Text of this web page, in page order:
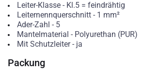
Leiter-Klasse- Kl.5 = feindrähtig
Leiternennquerschnitt- 1 mm²
Ader-Zahl - 5
Mantelmaterial - Polyurethan (PUR)
Mit Schutzleiter- ja
Packung